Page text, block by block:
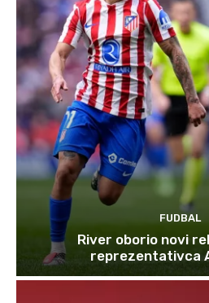
FUDBAL
River oborio novi
reprezentativca